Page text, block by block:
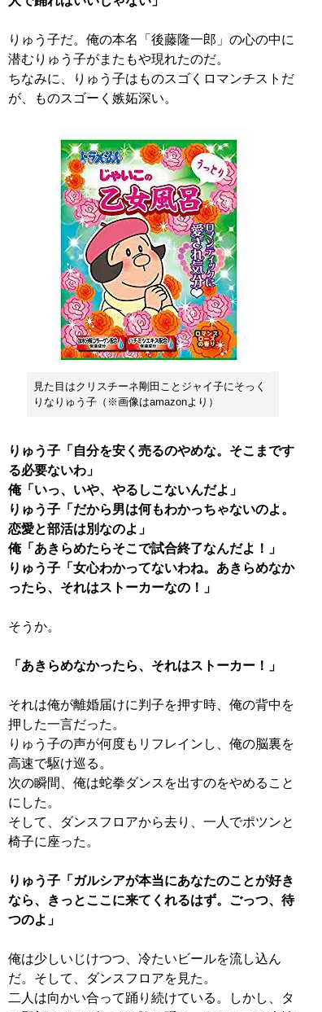
りゅう子だ。俺の本名「後藤隆一郎」の心の中に
潜むりゅう子がまたもや現れたのだ。
ちなみに、りゅう子はものスゴくロマンチストだ
が、ものスゴーく嫉妬深い。
見た目はクリスチーネ剛田ことジャイ子にそっく
りなりゅう子（※画像はamazonより）
りゅう子「自分を安く売るのやめな。そこまです
る必要ないわ」
俺「いっ、いや、やるしこないんだよ」
りゅう子「だから男は何もわかっちゃないのよ。
恋愛と部活は別なのよ」
俺「あきらめたらそこで試合終了なんだよ！」
りゅう子「女心わかってないわね。あきらめなか
ったら、それはストーカーなの！」
そうか。
「あきらめなかったら、それはストーカー！」
それは俺が離婚届けに判子を押す時、俺の背中を
押した一言だった。
りゅう子の声が何度もリフレインし、俺の脳裏を
高速で駆け巡る。
次の瞬間、俺は蛇拳ダンスを出すのをやめること
にした。
そして、ダンスフロアから去り、一人でポツンと
椅子に座った。
りゅう子「ガルシアが本当にあなたのことが好き
なら、きっとここに来てくれるはず。ごっつ、待
つのよ」
俺は少しいじけつつ、冷たいビールを流し込ん
だ。そして、ダンスフロアを見た。
二人は向かい合って踊り続けている。しかし、タ